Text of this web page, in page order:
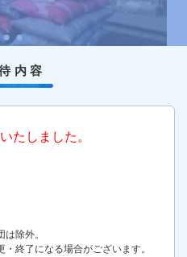
内容
たしました。
除外。
終了になる場合がございます。